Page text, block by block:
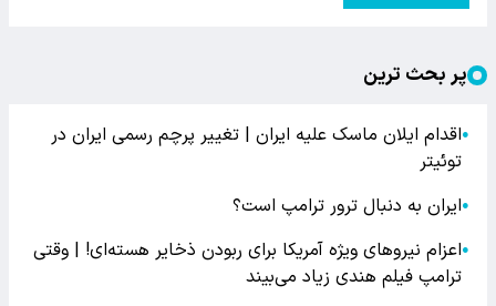
پر بحث ترین
●اقدام ایلان ماسک علیه ایران | تغییر پرچم رسمی ایران در
توئیتر
●ایران به دنبال ترور ترامپ است؟
●اعزام نیروهای ویژه آمریکا برای ربودن ذخایر هسته‌ای! | وقتی
ترامپ فیلم هندی زیاد می‌بیند